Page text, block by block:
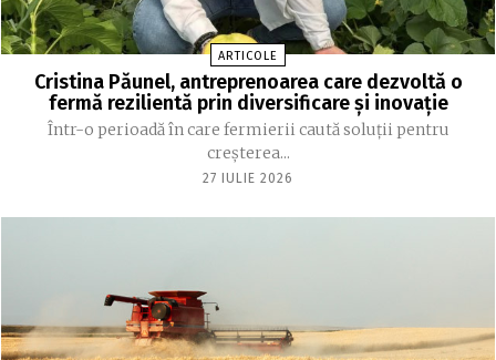
ARTICOLE
Cristina Păunel, antreprenoarea care dezvoltă o
fermă rezilientă prin diversificare și inovație
Într-o perioadă în care fermierii caută soluții pentru
creșterea...
27 IULIE 2026